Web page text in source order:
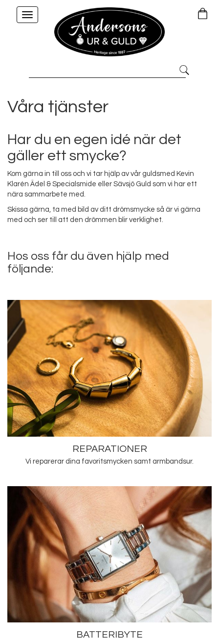
Toggle
navigation
Våra tjänster
Har du en egen idé när det
gäller ett smycke?
Kom gärna in till oss och vi tar hjälp av vår guldsmed Kevin
Klarén Ädel & Specialsmide eller Sävsjö Guld som vi har ett
nära sammarbete med.
Skissa gärna, ta med bild av ditt drömsmycke så är vi gärna
med och ser till att den drömmen blir verklighet.
Hos oss får du även hjälp med
följande:
REPARATIONER
Vi reparerar dina favoritsmycken samt armbandsur.
BATTERIBYTE